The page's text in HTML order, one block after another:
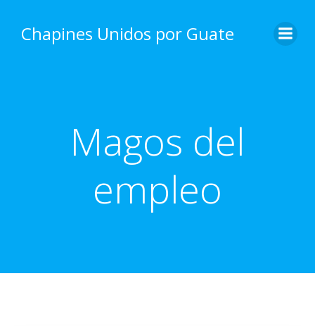
content
Chapines Unidos por Guate
Magos del
empleo